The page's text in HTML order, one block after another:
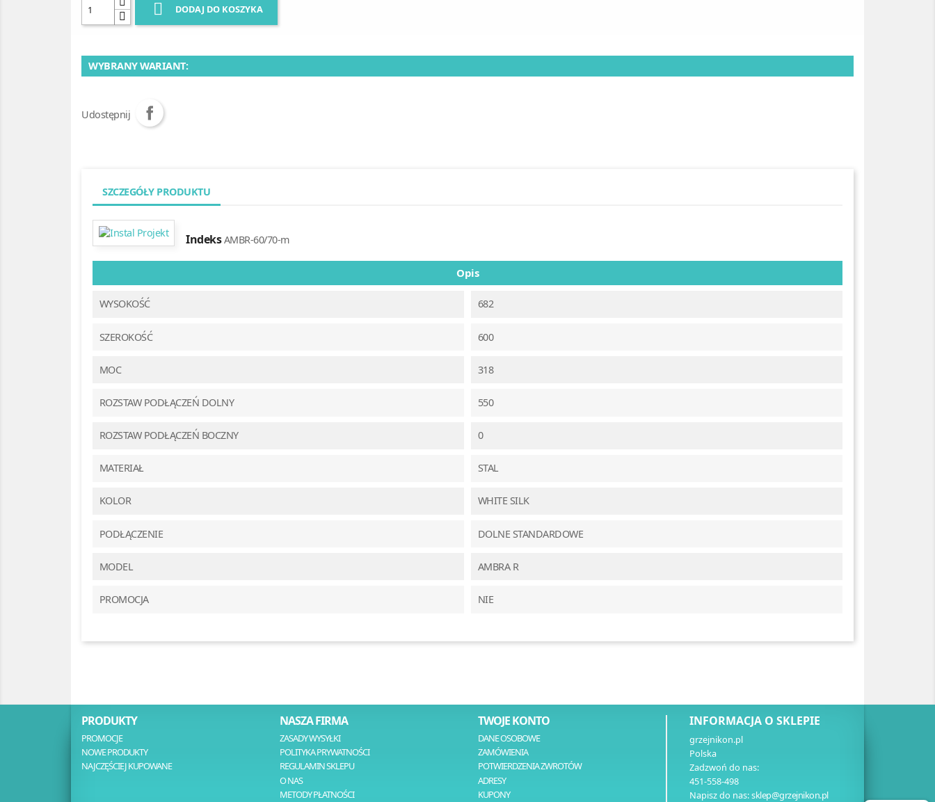
 DODAJ DO KOSZYKA
WYBRANY WARIANT:
Udostępnij
SZCZEGÓŁY PRODUKTU
Indeks AMBR-60/70-m
Opis
WYSOKOŚĆ 682
SZEROKOŚĆ 600
MOC 318
ROZSTAW PODŁĄCZEŃ DOLNY 550
ROZSTAW PODŁĄCZEŃ BOCZNY 0
MATERIAŁ STAL
KOLOR WHITE SILK
PODŁĄCZENIE DOLNE STANDARDOWE
MODEL AMBRA R
PROMOCJA NIE
PRODUKTY
PROMOCJE
NOWE PRODUKTY
NAJCZĘŚCIEJ KUPOWANE
NASZA FIRMA
ZASADY WYSYŁKI
POLITYKA PRYWATNOŚCI
REGULAMIN SKLEPU
O NAS
METODY PŁATNOŚCI
TWOJE KONTO
DANE OSOBOWE
ZAMÓWIENIA
POTWIERDZENIA ZWROTÓW
ADRESY
KUPONY
INFORMACJA O SKLEPIE
grzejnikon.pl
Polska
Zadzwoń do nas:
451-558-498
Napisz do nas:sklep@grzejnikon.pl